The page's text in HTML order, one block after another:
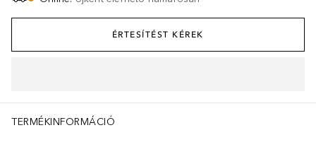
ÉRTESÍTÉST KÉREK
TERMÉKINFORMÁCIÓ